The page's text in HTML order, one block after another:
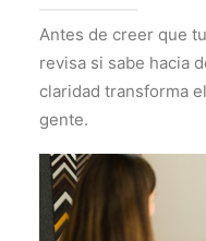
Antes de creer que
revisa si sabe hacia
claridad transforma
gente.